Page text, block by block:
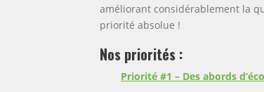
améliorant considérablement la
priorité absolue !
Nos priorités :
Priorité #1 – Des abords